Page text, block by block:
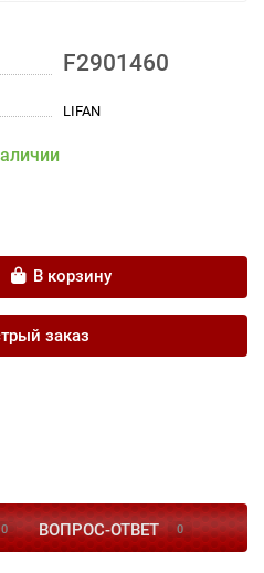
F2901460
LIFAN
В корзину
заказ
0 ВОПРОС-ОТВЕТ 0